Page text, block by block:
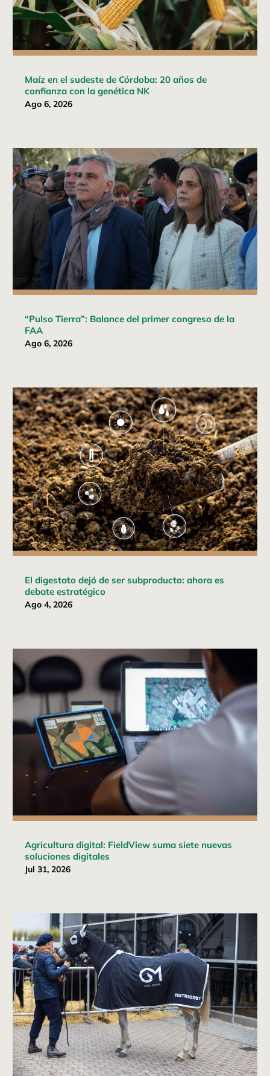
Maíz en el sudeste de Córdoba: 20 años de
confianza con la genética NK
Ago 6, 2026
“Pulso Tierra”: Balance del primer congreso de la
FAA
Ago 6, 2026
El digestato dejó de ser subproducto: ahora es
debate estratégico
Ago 4, 2026
Agricultura digital: FieldView suma siete nuevas
soluciones digitales
Jul 31, 2026